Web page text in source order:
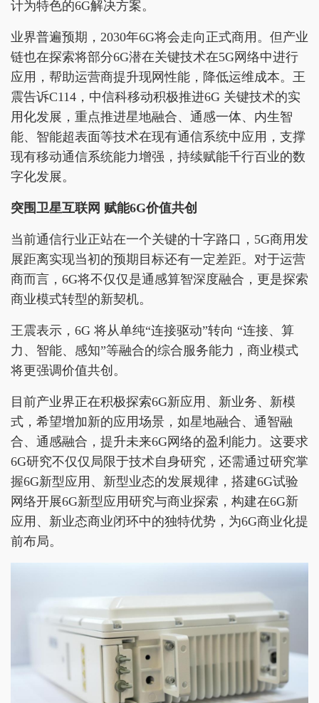
计为特色的6G解决方案。
业界普遍预期，2030年6G将会走向正式商用。但产业
链也在探索将部分6G潜在关键技术在5G网络中进行
应用，帮助运营商提升现网性能，降低运维成本。王
震告诉C114，中信科移动积极推进6G 关键技术的实
用化发展，重点推进星地融合、通感一体、内生智
能、智能超表面等技术在现有通信系统中应用，支撑
现有移动通信系统能力增强，持续赋能千行百业的数
字化发展。
突围卫星互联网 赋能6G价值共创
当前通信行业正站在一个关键的十字路口，5G商用发
展距离实现当初的预期目标还有一定差距。对于运营
商而言，6G将不仅仅是通感算智深度融合，更是探索
商业模式转型的新契机。
王震表示，6G 将从单纯“连接驱动”转向 “连接、算
力、智能、感知”等融合的综合服务能力，商业模式
将更强调价值共创。
目前产业界正在积极探索6G新应用、新业务、新模
式，希望增加新的应用场景，如星地融合、通智融
合、通感融合，提升未来6G网络的盈利能力。这要求
6G研究不仅仅局限于技术自身研究，还需通过研究掌
握6G新型应用、新型业态的发展规律，搭建6G试验
网络开展6G新型应用研究与商业探索，构建在6G新
应用、新业态商业闭环中的独特优势，为6G商业化提
前布局。